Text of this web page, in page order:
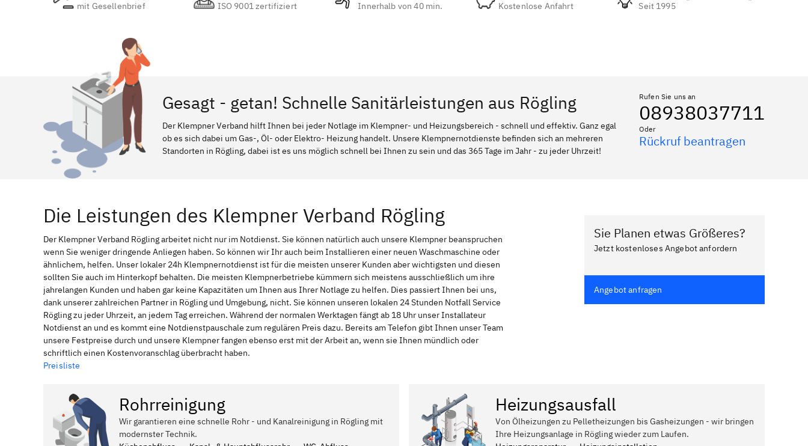
mit Gesellenbrief ISO 9001 zertifiziert Innerhalb von 40 min. Kostenlose Anfahrt Seit 1995
Gesagt - getan! Schnelle Sanitärleistungen aus Rögling
Der Klempner Verband hilft Ihnen bei jeder Notlage im Klempner- und Heizungsbereich - schnell und effektiv. Ganz egal
ob es sich dabei um Gas-, Öl- oder Elektro- Heizung handelt. Unsere Klempnernotdienste befinden sich an mehreren
Standorten in Rögling, dabei ist es uns möglich schnell bei Ihnen zu sein und das 365 Tage im Jahr - zu jeder Uhrzeit!
Rufen Sie uns an
08938037711
Oder
Rückruf beantragen
Die Leistungen des Klempner Verband Rögling
Der Klempner Verband Rögling arbeitet nicht nur im Notdienst. Sie können natürlich auch unsere Klempner beanspruchen
wenn Sie weniger dringende Anliegen haben. So können wir Ihr auch beim Installieren einer neuen Waschmaschine oder
ähnlichem, helfen. Unser lokaler 24h Klempnernotdienst ist für die meisten unserer Kunden aber wichtigsten und diesen
sollten Sie auch im Hinterkopf behalten. Die meisten Klempnerbetriebe kümmern sich meistens ausschließlich um ihre
jahrelangen Kunden und haben gar keine Kapazitäten um Ihnen aus Ihrer Notlage zu helfen. Dies passiert Ihnen bei uns,
dank unserer zahlreichen Partner in Rögling und Umgebung, nicht. Sie können unseren lokalen 24 Stunden Notfall Service
Rögling zu jeder Uhrzeit, an jedem Tag erreichen. Während der normalen Werktagen fängt ab 18 Uhr unser Installateur
Notdienst an und es kommt eine Notdienstpauschale zum regulären Preis dazu. Bereits am Telefon gibt Ihnen unser Team
unsere Festpreise durch und unsere Klempner fangen ebenso erst mit der Arbeit an, wenn sie Ihnen mündlich oder
schriftlich einen Kostenvoranschlag überbracht haben.
Preisliste
Sie Planen etwas Größeres?
Jetzt kostenloses Angebot anfordern
Angebot anfragen
Rohrreinigung
Wir garantieren eine schnelle Rohr - und Kanalreinigung in Rögling mit
modernster Technik.
Heizungsausfall
Von Ölheizungen zu Pelletheizungen bis Gasheizungen - wir bringen
Ihre Heizungsanlage in Rögling wieder zum Laufen.